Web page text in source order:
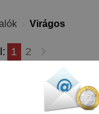
Virágos
1 2
fülbevalók